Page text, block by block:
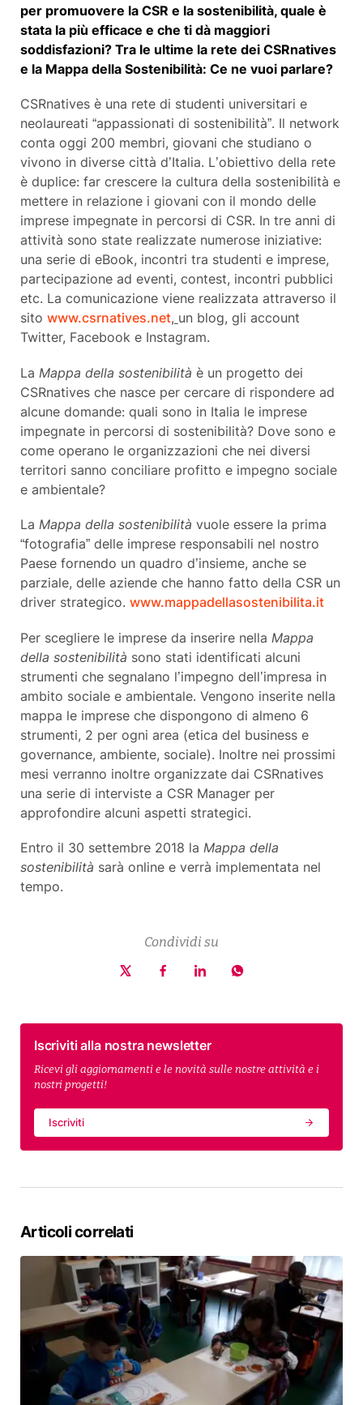
per promuovere la CSR e la sostenibilità, quale è
stata la più efficace e che ti dà maggiori
soddisfazioni? Tra le ultime la rete dei CSRnatives
e la Mappa della Sostenibilità: Ce ne vuoi parlare?
CSRnatives è una rete di studenti universitari e
neolaureati “appassionati di sostenibilità”. Il network
conta oggi 200 membri, giovani che studiano o
vivono in diverse città d’Italia. L’obiettivo della rete
è duplice: far crescere la cultura della sostenibilità e
mettere in relazione i giovani con il mondo delle
imprese impegnate in percorsi di CSR. In tre anni di
attività sono state realizzate numerose iniziative:
una serie di eBook, incontri tra studenti e imprese,
partecipazione ad eventi, contest, incontri pubblici
etc. La comunicazione viene realizzata attraverso il
sito www.csrnatives.net, un blog, gli account
Twitter, Facebook e Instagram.
La Mappa della sostenibilità è un progetto dei
CSRnatives che nasce per cercare di rispondere ad
alcune domande: quali sono in Italia le imprese
impegnate in percorsi di sostenibilità? Dove sono e
come operano le organizzazioni che nei diversi
territori sanno conciliare profitto e impegno sociale
e ambientale?
La Mappa della sostenibilità vuole essere la prima
“fotografia” delle imprese responsabili nel nostro
Paese fornendo un quadro d’insieme, anche se
parziale, delle aziende che hanno fatto della CSR un
driver strategico. www.mappadellasostenibilita.it
Per scegliere le imprese da inserire nella Mappa
della sostenibilità sono stati identificati alcuni
strumenti che segnalano l’impegno dell’impresa in
ambito sociale e ambientale. Vengono inserite nella
mappa le imprese che dispongono di almeno 6
strumenti, 2 per ogni area (etica del business e
governance, ambiente, sociale). Inoltre nei prossimi
mesi verranno inoltre organizzate dai CSRnatives
una serie di interviste a CSR Manager per
approfondire alcuni aspetti strategici.
Entro il 30 settembre 2018 la Mappa della
sostenibilità sarà online e verrà implementata nel
tempo.
Iscriviti alla nostra newsletter
Ricevi gli aggiornamenti e le novità sulle nostre attività e i
nostri progetti!
Iscriviti
Condividi su
Articoli correlati